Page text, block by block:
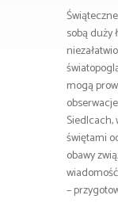
sobą duży
mogą
Siedlcach,
świętami
obawy
–